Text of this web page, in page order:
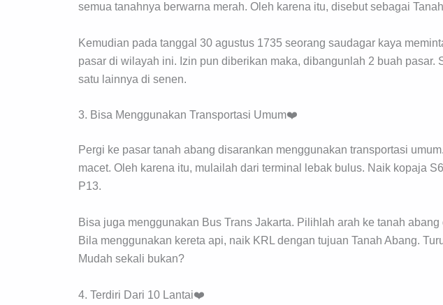
semua tanahnya berwarna merah. Oleh karena itu, disebut sebagai
Kemudian pada tanggal 30 agustus 1735 seorang saudagar kaya
pasar di wilayah ini. Izin pun diberikan maka, dibangunlah 2 buah pasar.
satu lainnya di senen.
3. Bisa Menggunakan Transportasi Umum❤️
Pergi ke pasar tanah abang disarankan menggunakan transportasi
macet. Oleh karena itu, mulailah dari terminal lebak bulus. Naik kopaja
P13.
Bisa juga menggunakan Bus Trans Jakarta. Pilihlah arah ke tanah
Bila menggunakan kereta api, naik KRL dengan tujuan Tanah Abang.
Mudah sekali bukan?
4. Terdiri Dari 10 Lantai❤️